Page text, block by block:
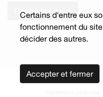
Contactez-nous
Tous droits réservés ©
Certains d'entre eux
fonctionnement du
décider des autres.
Accepter et fermer